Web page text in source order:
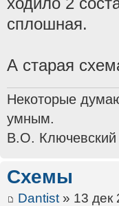
сплошная.
А старая
Некоторые
умным.
В.О. Ключевский
Схемы
Dantist » 13 дек